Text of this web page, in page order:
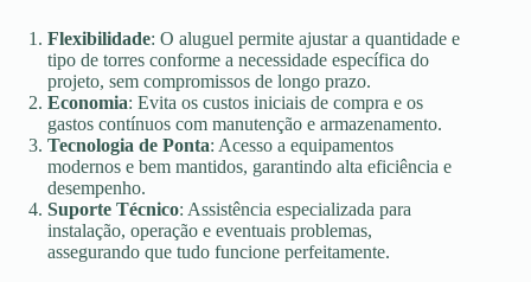
Flexibilidade: O aluguel permite ajustar a quantidade e
tipo de torres conforme a necessidade específica do
projeto, sem compromissos de longo prazo.
Economia: Evita os custos iniciais de compra e os
gastos contínuos com manutenção e armazenamento.
Tecnologia de Ponta: Acesso a equipamentos
modernos e bem mantidos, garantindo alta eficiência e
desempenho.
Suporte Técnico: Assistência especializada para
instalação, operação e eventuais problemas,
assegurando que tudo funcione perfeitamente.